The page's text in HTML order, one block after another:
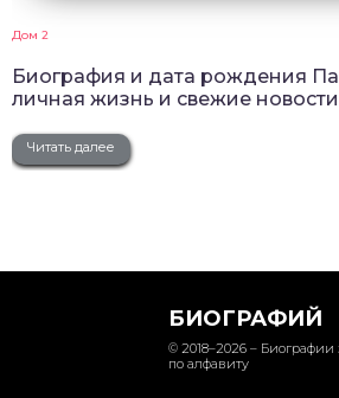
Дом 2
Биография и дата рождения
личная жизнь и свежие новости
Читать далее
БИОГРАФИЙ
© 2018–2026 – Биографии
по алфавиту